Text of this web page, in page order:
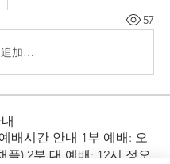
57
追加…
배시간 안내 1부 예배: 오
플) 2부 대 예배: 12시 정오